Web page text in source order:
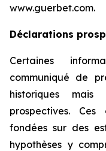
www.guerbet.com.
Déclarations
Certaines
communiqué de
historiques mais
prospectives. Ces
fondées sur des
hypothèses y